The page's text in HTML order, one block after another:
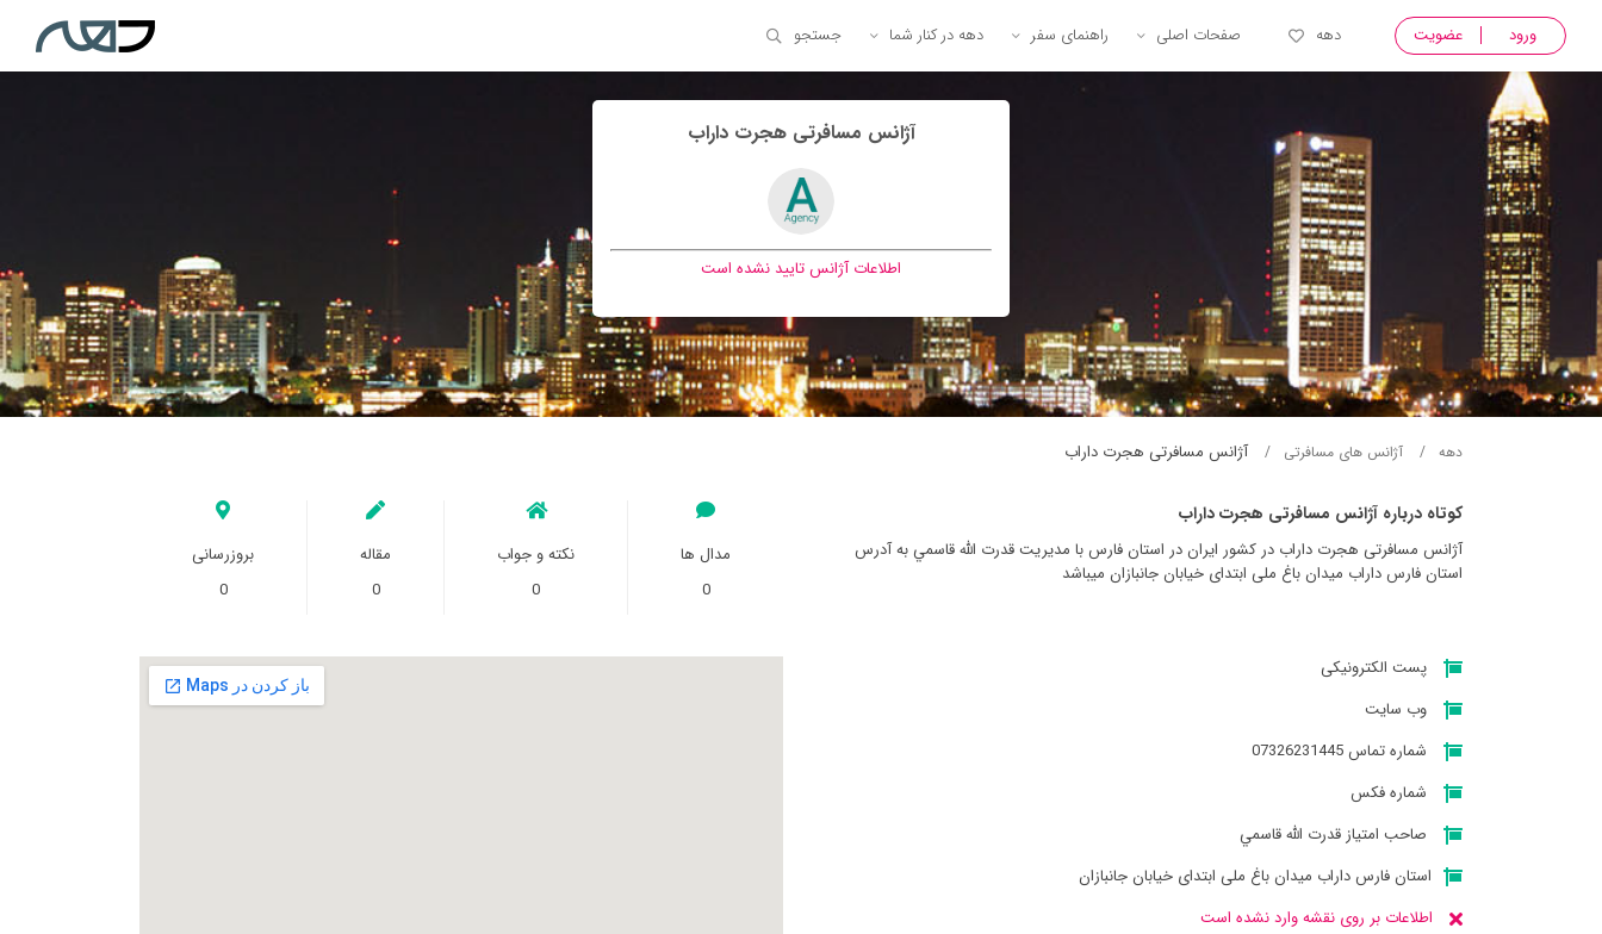
ورود عضویت دهه صفحات اصلی راهنمای سفر دهه در کنار شما جستجو
آژانس مسافرتی هجرت داراب
اطلاعات آژانس تایید نشده است
دهه آژانس های مسافرتی آژانس مسافرتی هجرت داراب
کوتاه درباره آژانس مسافرتی هجرت داراب
آژانس مسافرتی هجرت داراب در کشور ایران در استان فارس با مدیریت قدرت الله قاسمي به آدرس
استان فارس داراب میدان باغ ملی ابتدای خیابان جانبازان میباشد
مدال ها
0
نکته و جواب
0
مقاله
0
بروزرسانی
0
پست الکترونیکی
وب سایت
شماره تماس 07326231445
شماره فکس
صاحب امتیاز قدرت الله قاسمي
استان فارس داراب میدان باغ ملی ابتدای خیابان جانبازان
اطلاعات بر روی نقشه وارد نشده است